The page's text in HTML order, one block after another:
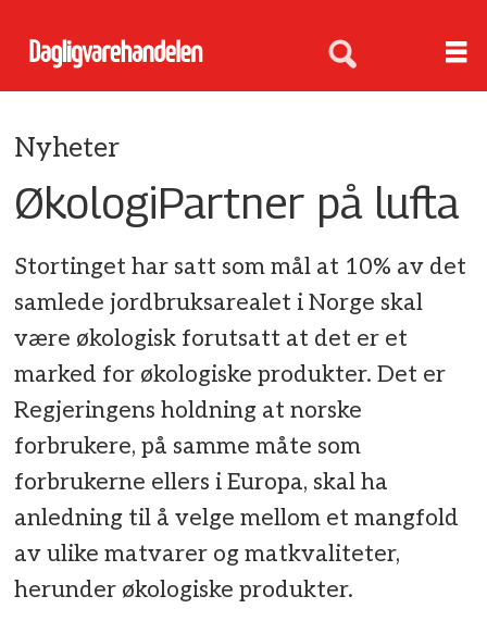
Nyheter
ØkologiPartner på lufta
Stortinget har satt som mål at 10% av det
samlede jordbruksarealet i Norge skal
være økologisk forutsatt at det er et
marked for økologiske produkter. Det er
Regjeringens holdning at norske
forbrukere, på samme måte som
forbrukerne ellers i Europa, skal ha
anledning til å velge mellom et mangfold
av ulike matvarer og matkvaliteter,
herunder økologiske produkter.